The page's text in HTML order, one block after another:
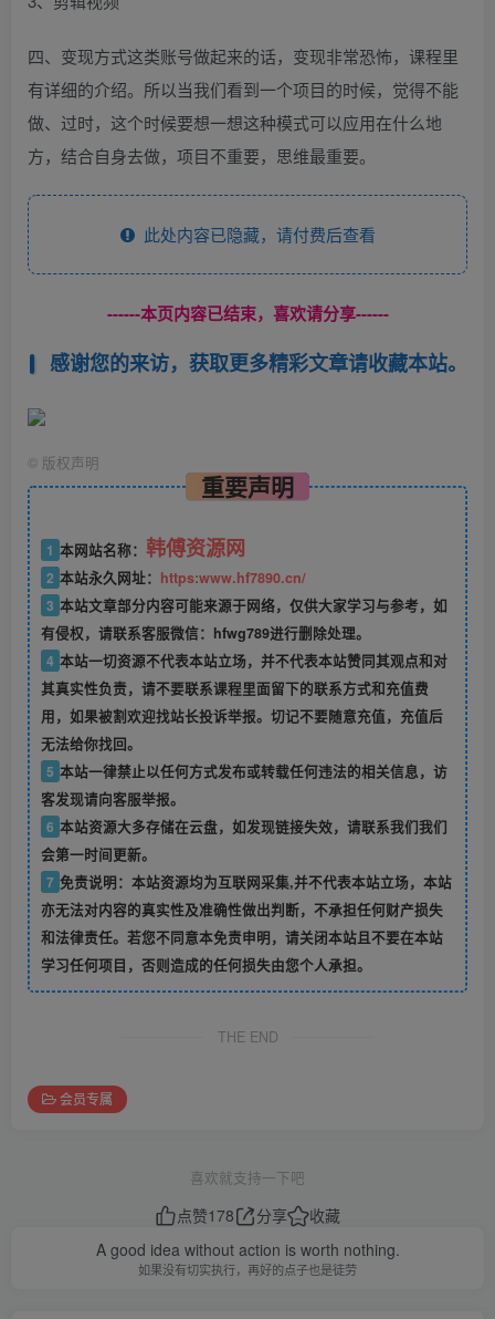
四、变现方式这类账号做起来的话，变现非常恐怖，课程里
有详细的介绍。所以当我们看到一个项目的时候，觉得不能
做、过时，这个时候要想一想这种模式可以应用在什么地
方，结合自身去做，项目不重要，思维最重要。
此处内容已隐藏，请付费后查看
------本页内容已结束，喜欢请分享------
感谢您的来访，获取更多精彩文章请收藏本站。
© 版权声明
重要声明
1 本网站名称： 韩傅资源网
2 本站永久网址： https:www.hf7890.cn/
3 本站文章部分内容可能来源于网络，仅供大家学习与参考，如
有侵权，请联系客服微信：hfwg789进行删除处理。
4 本站一切资源不代表本站立场，并不代表本站赞同其观点和对
其真实性负责，请不要联系课程里面留下的联系方式和充值费
用，如果被割欢迎找站长投诉举报。切记不要随意充值，充值后
无法给你找回。
5 本站一律禁止以任何方式发布或转载任何违法的相关信息，访
客发现请向客服举报。
6 本站资源大多存储在云盘，如发现链接失效，请联系我们我们
会第一时间更新。
7 免责说明：本站资源均为互联网采集,并不代表本站立场，本站
亦无法对内容的真实性及准确性做出判断，不承担任何财产损失
和法律责任。若您不同意本免责申明，请关闭本站且不要在本站
学习任何项目，否则造成的任何损失由您个人承担。
THE END
会员专属
喜欢就支持一下吧
点赞178 分享
收藏
A good idea without action is worth nothing.
如果没有切实执行，再好的点子也是徒劳